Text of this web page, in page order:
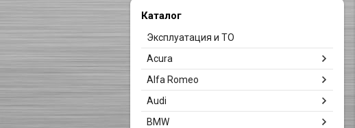
Каталог
Эксплуатация и ТО
Acura
Alfa Romeo
Audi
BMW